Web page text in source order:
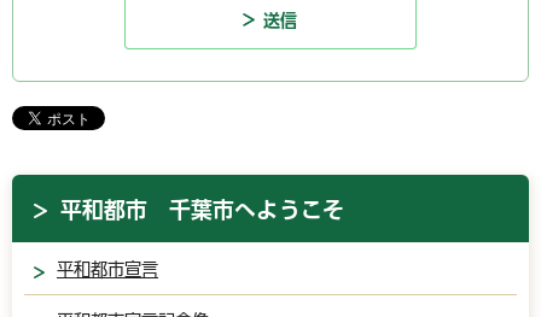
平和都市 千葉市へようこそ
平和都市宣言